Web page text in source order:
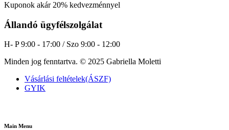
Kuponok akár 20% kedvezménnyel
Állandó ügyfélszolgálat
H- P 9:00 - 17:00 / Szo 9:00 - 12:00
Minden jog fenntartva. © 2025 Gabriella Moletti
Vásárlási feltételek(ÁSZF)
GYIK
Main Menu